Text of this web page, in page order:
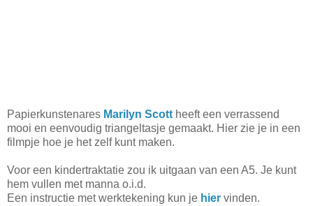
Papierkunstenares Marilyn Scott heeft een verrassend
mooi en eenvoudig triangeltasje gemaakt. Hier zie je in een
filmpje hoe je het zelf kunt maken.
Voor een kindertraktatie zou ik uitgaan van een A5. Je kunt
hem vullen met manna o.i.d.
Een instructie met werktekening kun je hier vinden.